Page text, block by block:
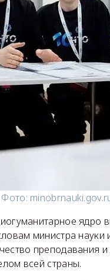
Фото:
ядро
министра
преподавания
всей страны.